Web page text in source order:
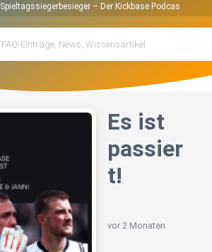
Spieltagssiegerbesieger – Der Kickbase Podcast
Es ist
passier
t!
vor 2 Monaten